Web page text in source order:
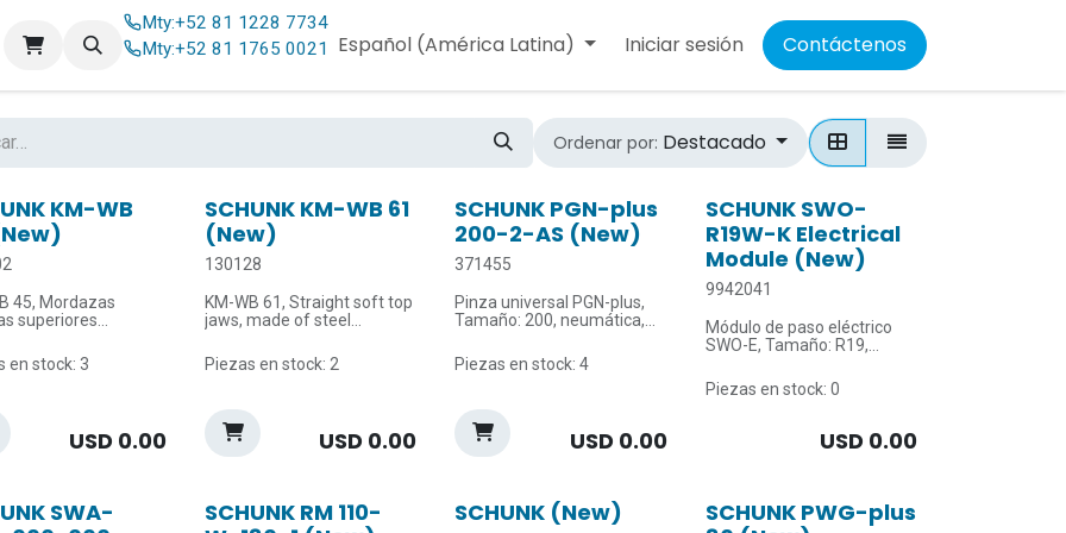
Contáctenos
Mty:+52 81 1228 7734
Mty:+52 81 1765 0021 Español (América Latina) Iniciar sesión Contáctenos
Ordenar por: Destacado
KM-WB
45, Mordazas
superiores
1.5 mm x 60°
de suministro: 1
3 unidades
en stock: 3
USD 0.00
SCHUNK KM-WB 61
(New)
130128
KM-WB 61, Straight soft top
jaws, made of steel
Groove width: 12 mm
Delivery unit: 1 set = 3
Piezas en stock: 2
USD 0.00
SCHUNK PGN-plus
200-2-AS (New)
371455
Pinza universal PGN-plus,
Tamaño: 200, neumática,
fuerza de agarre: AS
mm
Fuerza de cierre: 6250 N
Temperatura ambiente
máx.: 90 °C
Piezas en stock: 4
USD 0.00
SCHUNK SWO-
R19W-K Electrical
Module (New)
9942041
Módulo de paso eléctrico
SWO-E, Tamaño: R19,
Lado del cabezal
Piezas en stock: 0
USD 0.00
SWA-
SCHUNK RM 110-
SCHUNK (New)
SCHUNK PWG-plus